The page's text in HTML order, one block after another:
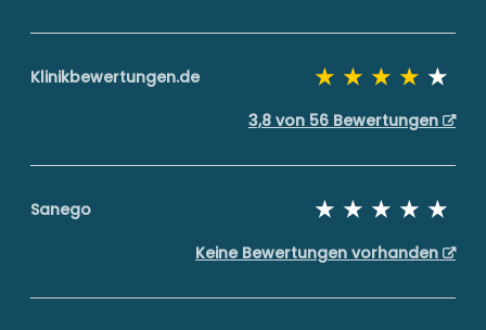
Klinikbewertungen.de
3,8 von 56 Bewertungen
Sanego
Keine Bewertungen vorhanden